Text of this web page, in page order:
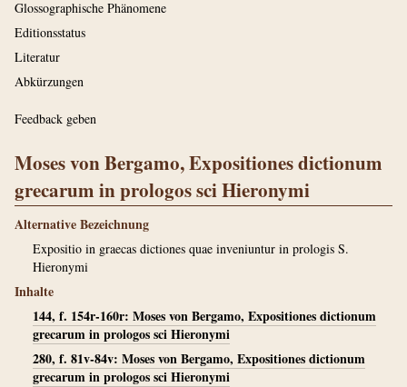
Glossographische Phänomene
Editionsstatus
Literatur
Abkürzungen
Feedback geben
Moses von Bergamo, Expositiones dictionum
grecarum in prologos sci Hieronymi
Alternative Bezeichnung
Expositio in graecas dictiones quae inveniuntur in prologis S.
Hieronymi
Inhalte
144, f. 154r-160r: Moses von Bergamo, Expositiones dictionum
grecarum in prologos sci Hieronymi
280, f. 81v-84v: Moses von Bergamo, Expositiones dictionum
grecarum in prologos sci Hieronymi